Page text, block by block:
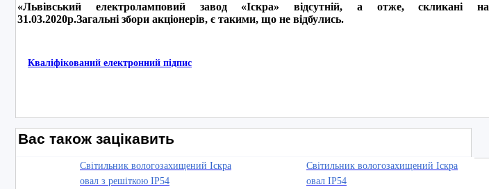
«Львівський електроламповий завод «Іскра» відсутній, а отже, скликані на
31.03.2020р.Загальні збори акціонерів, є такими, що не відбулись.
Кваліфікований електронний підпис
Вас також зацікавить
Світильник вологозахищений Іскра
овал з решіткою IP54
Світильник вологозахищений Іскра
овал IP54